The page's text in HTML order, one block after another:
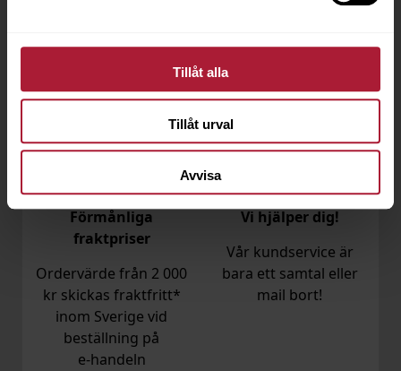
Tillåt alla
Tillåt urval
Avvisa
Lägg din order dygnet
runt
Förmånliga
fraktpriser
Ordervärde från 2 000
kr skickas fraktfritt*
inom Sverige vid
beställning på
e‑handeln
Vi hjälper dig!
Vår kundservice är
bara ett samtal eller
mail bort!